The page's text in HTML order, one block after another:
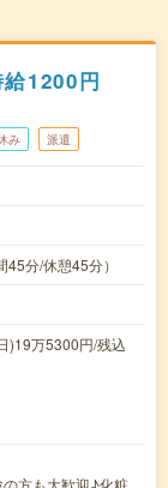
1200円
み 派遣
分/休憩45分）
万5300円/残込
方も大歓迎♪化粧